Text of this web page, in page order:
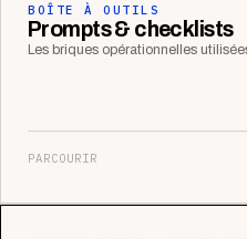
BOÎTE À OUTILS
Prompts & checklists
Les briques opérationnelles
PARCOURIR